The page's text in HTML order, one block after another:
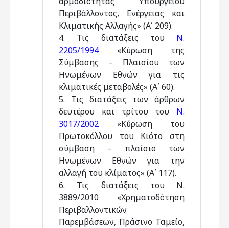
Περιβάλλοντος, Ενέργειας και
Κλιματικής Αλλαγής» (Α΄ 209).
4. Τις διατάξεις του Ν.
2205/1994 «Κύρωση της
Σύμβασης – Πλαισίου των
Ηνωμένων Εθνών για τις
κλιματικές μεταβολές» (Α΄ 60).
5. Τις διατάξεις των άρθρων
δευτέρου και τρίτου του Ν.
3017/2002 «Κύρωση του
Πρωτοκόλλου του Κιότο στη
σύμβαση – πλαίσιο των
Ηνωμένων Εθνών για την
αλλαγή του κλίματος» (Α΄ 117).
6. Τις διατάξεις του Ν.
3889/2010 «Χρηματοδότηση
Περιβαλλοντικών
Παρεμβάσεων, Πράσινο Ταμείο,